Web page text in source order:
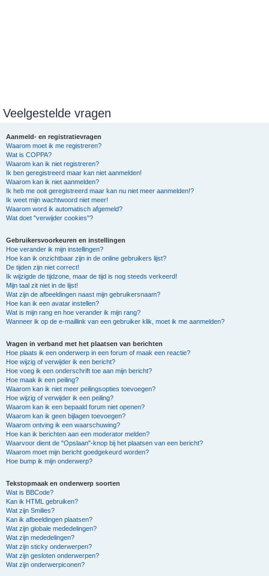
Veelgestelde vragen
Aanmeld- en registratievragen
Waarom moet ik me registreren?
Wat is COPPA?
Waarom kan ik niet registreren?
Ik ben geregistreerd maar kan niet aanmelden!
Waarom kan ik niet aanmelden?
Ik heb me ooit geregistreerd maar kan nu niet meer aanmelden!?
Ik weet mijn wachtwoord niet meer!
Waarom word ik automatisch afgemeld?
Wat doet "verwijder cookies"?
Gebruikersvoorkeuren en instellingen
Hoe verander ik mijn instellingen?
Hoe kan ik onzichtbaar zijn in de online gebruikers lijst?
De tijden zijn niet correct!
Ik wijzigde de tijdzone, maar de tijd is nog steeds verkeerd!
Mijn taal zit niet in de lijst!
Wat zijn de afbeeldingen naast mijn gebruikersnaam?
Hoe kan ik een avatar instellen?
Wat is mijn rang en hoe verander ik mijn rang?
Wanneer ik op de e-maillink van een gebruiker klik, moet ik me aanmelden?
Vragen in verband met het plaatsen van berichten
Hoe plaats ik een onderwerp in een forum of maak een reactie?
Hoe wijzig of verwijder ik een bericht?
Hoe voeg ik een onderschrift toe aan mijn bericht?
Hoe maak ik een peiling?
Waarom kan ik niet meer peilingsopties toevoegen?
Hoe wijzig of verwijder ik een peiling?
Waarom kan ik een bepaald forum niet openen?
Waarom kan ik geen bijlagen toevoegen?
Waarom ontving ik een waarschuwing?
Hoe kan ik berichten aan een moderator melden?
Waarvoor dient de "Opslaan"-knop bij het plaatsen van een bericht?
Waarom moet mijn bericht goedgekeurd worden?
Hoe bump ik mijn onderwerp?
Tekstopmaak en onderwerp soorten
Wat is BBCode?
Kan ik HTML gebruiken?
Wat zijn Smilies?
Kan ik afbeeldingen plaatsen?
Wat zijn globale mededelingen?
Wat zijn mededelingen?
Wat zijn sticky onderwerpen?
Wat zijn gesloten onderwerpen?
Wat zijn onderwerpiconen?